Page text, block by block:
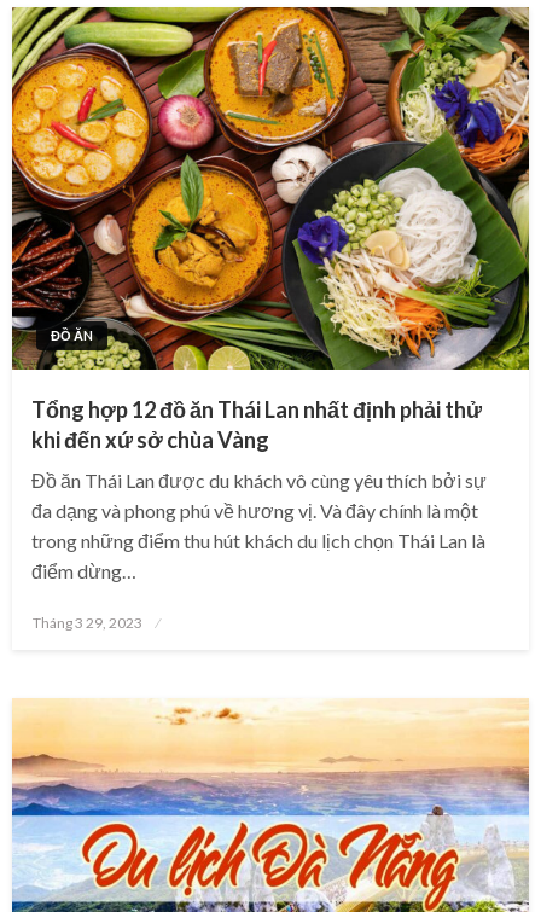
ĐỒ ĂN
Tổng hợp 12 đồ ăn Thái Lan nhất định phải thử
khi đến xứ sở chùa Vàng
Đồ ăn Thái Lan được du khách vô cùng yêu thích bởi sự
đa dạng và phong phú về hương vị. Và đây chính là một
trong những điểm thu hút khách du lịch chọn Thái Lan là
điểm dừng…
Posted
Tháng 3 29, 2023